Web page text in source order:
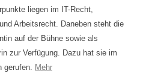
liegen im IT-Recht,
Arbeitsrecht. Daneben steht die
auf der Bühne sowie als
zur Verfügung. Dazu hat sie im
gerufen. Mehr